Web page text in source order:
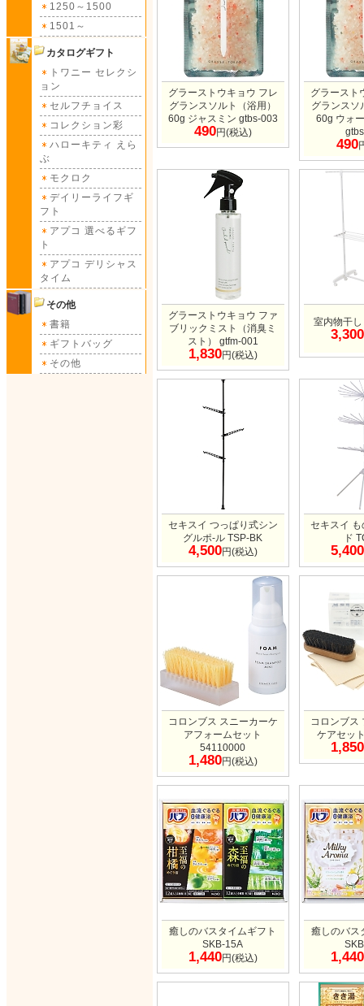
1250～1500
1501～
カタログギフト
トワニー セレクシ
ョン
セルフチョイス
コレクション彩
ハローキティ えら
ぶ
モクロク
デイリーライフギ
フト
アプコ 選べるギフ
ト
アプコ デリシャス
タイム
その他
書籍
ギフトバッグ
その他
グラーストウキョウ フレ
グランスソルト（浴用）
60g ジャスミン gtbs-003
490円(税込)
グラースト
グランスソ
60g ウォ
490
グラーストウキョウ ファ
ブリックミスト（消臭ミ
スト） gtfm-001
1,830円(税込)
室内物干
3,300
セキスイ つっぱり式シン
グルポ-ル TSP-BK
4,500円(税込)
セキスイ
ド
5,400
コロンブス スニーカーケ
アフォームセット
54110000
1,480円(税込)
コロンブス
ケアセッ
1,850
癒しのバスタイムギフト
SKB-15A
1,440円(税込)
癒しのバス
1,440